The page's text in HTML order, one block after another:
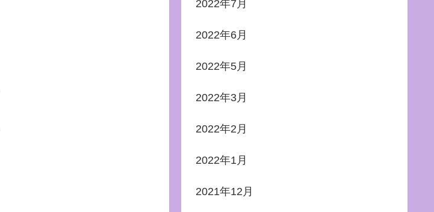
2022年7月
2022年6月
2022年5月
2022年3月
2022年2月
2022年1月
2021年12月